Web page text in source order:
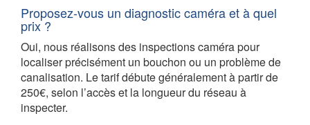
Proposez-vous un diagnostic caméra et à quel
prix ?
Oui, nous réalisons des inspections caméra pour
localiser précisément un bouchon ou un problème de
canalisation. Le tarif débute généralement à partir de
250€, selon l’accès et la longueur du réseau à
inspecter.